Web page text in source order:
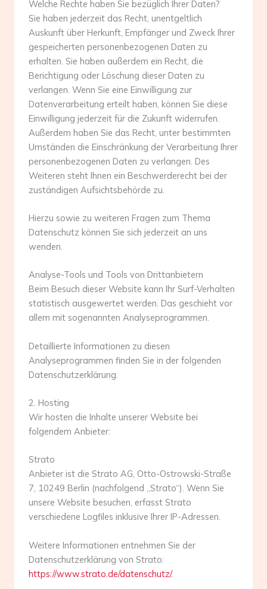
Welche Rechte haben Sie bezüglich Ihrer Daten?
Sie haben jederzeit das Recht, unentgeltlich
Auskunft über Herkunft, Empfänger und Zweck Ihrer
gespeicherten personenbezogenen Daten zu
erhalten. Sie haben außerdem ein Recht, die
Berichtigung oder Löschung dieser Daten zu
verlangen. Wenn Sie eine Einwilligung zur
Datenverarbeitung erteilt haben, können Sie diese
Einwilligung jederzeit für die Zukunft widerrufen.
Außerdem haben Sie das Recht, unter bestimmten
Umständen die Einschränkung der Verarbeitung Ihrer
personenbezogenen Daten zu verlangen. Des
Weiteren steht Ihnen ein Beschwerderecht bei der
zuständigen Aufsichtsbehörde zu.
Hierzu sowie zu weiteren Fragen zum Thema
Datenschutz können Sie sich jederzeit an uns
wenden.
Analyse-Tools und Tools von Dritt­anbietern
Beim Besuch dieser Website kann Ihr Surf-Verhalten
statistisch ausgewertet werden. Das geschieht vor
allem mit sogenannten Analyseprogrammen.
Detaillierte Informationen zu diesen
Analyseprogrammen finden Sie in der folgenden
Datenschutzerklärung.
2. Hosting
Wir hosten die Inhalte unserer Website bei
folgendem Anbieter:
Strato
Anbieter ist die Strato AG, Otto-Ostrowski-Straße
7, 10249 Berlin (nachfolgend „Strato“). Wenn Sie
unsere Website besuchen, erfasst Strato
verschiedene Logfiles inklusive Ihrer IP-Adressen.
Weitere Informationen entnehmen Sie der
Datenschutzerklärung von Strato:
https://www.strato.de/datenschutz/.